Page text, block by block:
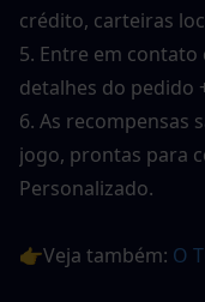
crédito, carteiras
5. Entre em contato
detalhes do pedido
6. As recompensas
jogo, prontas para
Personalizado.
👉Veja também: O